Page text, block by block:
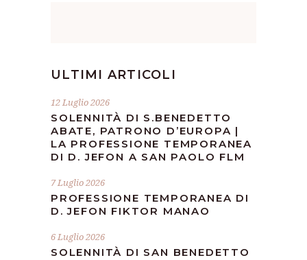
ULTIMI ARTICOLI
12 Luglio 2026
SOLENNITÀ DI S.BENEDETTO
ABATE, PATRONO D’EUROPA |
LA PROFESSIONE TEMPORANEA
DI D. JEFON A SAN PAOLO FLM
7 Luglio 2026
PROFESSIONE TEMPORANEA DI
D. JEFON FIKTOR MANAO
6 Luglio 2026
SOLENNITÀ DI SAN BENEDETTO